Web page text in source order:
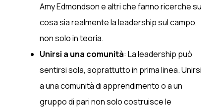
Amy Edmondson e altri che fanno ricerche su
cosa sia realmente la leadership sul campo,
non solo in teoria.
Unirsi a una comunità: La leadership può
sentirsi sola, soprattutto in prima linea. Unirsi
a una comunità di apprendimento o a un
gruppo di pari non solo costruisce le